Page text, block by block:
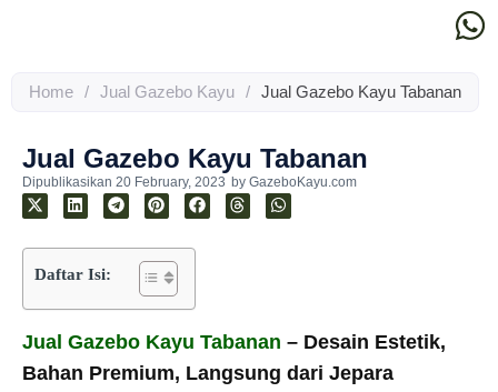
Home / Jual Gazebo Kayu / Jual Gazebo Kayu Tabanan
Jual Gazebo Kayu Tabanan
Dipublikasikan 20 February, 2023 by GazeboKayu.com
Daftar Isi:
Jual Gazebo Kayu Tabanan – Desain Estetik,
Bahan Premium, Langsung dari Jepara